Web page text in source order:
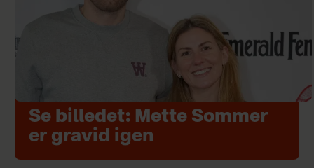
Se billedet: Mette Sommer
er gravid igen